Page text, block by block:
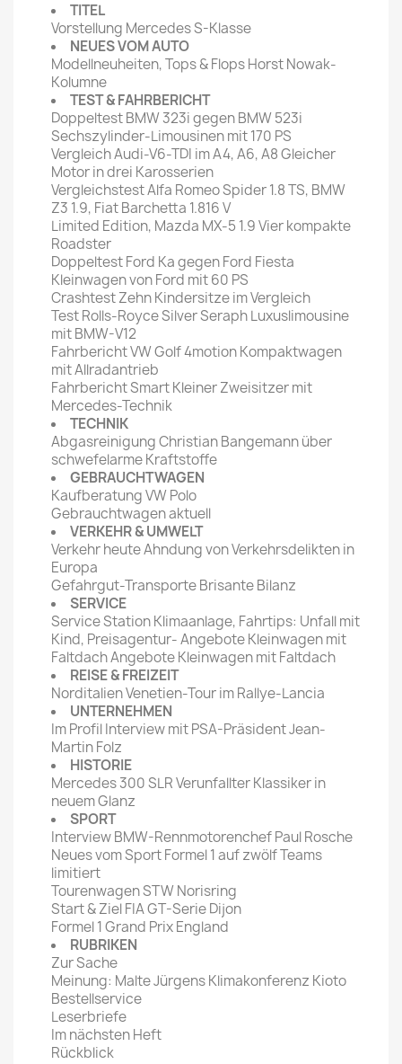
TITEL
Vorstellung Mercedes S-Klasse
NEUES VOM AUTO
Modellneuheiten, Tops & Flops Horst Nowak-
Kolumne
TEST & FAHRBERICHT
Doppeltest BMW 323i gegen BMW 523i
Sechszylinder-Limousinen mit 170 PS
Vergleich Audi-V6-TDI im A4, A6, A8 Gleicher
Motor in drei Karosserien
Vergleichstest Alfa Romeo Spider 1.8 TS, BMW
Z3 1.9, Fiat Barchetta 1.816 V
Limited Edition, Mazda MX-5 1.9 Vier kompakte
Roadster
Doppeltest Ford Ka gegen Ford Fiesta
Kleinwagen von Ford mit 60 PS
Crashtest Zehn Kindersitze im Vergleich
Test Rolls-Royce Silver Seraph Luxuslimousine
mit BMW-V12
Fahrbericht VW Golf 4motion Kompaktwagen
mit Allradantrieb
Fahrbericht Smart Kleiner Zweisitzer mit
Mercedes-Technik
TECHNIK
Abgasreinigung Christian Bangemann über
schwefelarme Kraftstoffe
GEBRAUCHTWAGEN
Kaufberatung VW Polo
Gebrauchtwagen aktuell
VERKEHR & UMWELT
Verkehr heute Ahndung von Verkehrsdelikten in
Europa
Gefahrgut-Transporte Brisante Bilanz
SERVICE
Service Station Klimaanlage, Fahrtips: Unfall mit
Kind, Preisagentur- Angebote Kleinwagen mit
Faltdach Angebote Kleinwagen mit Faltdach
REISE & FREIZEIT
Norditalien Venetien-Tour im Rallye-Lancia
UNTERNEHMEN
Im Profil Interview mit PSA-Präsident Jean-
Martin Folz
HISTORIE
Mercedes 300 SLR Verunfallter Klassiker in
neuem Glanz
SPORT
Interview BMW-Rennmotorenchef Paul Rosche
Neues vom Sport Formel 1 auf zwölf Teams
limitiert
Tourenwagen STW Norisring
Start & Ziel FIA GT-Serie Dijon
Formel 1 Grand Prix England
RUBRIKEN
Zur Sache
Meinung: Malte Jürgens Klimakonferenz Kioto
Bestellservice
Leserbriefe
Im nächsten Heft
Rückblick